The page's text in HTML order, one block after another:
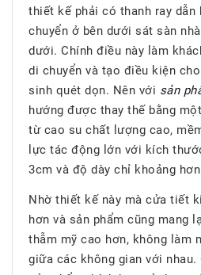
thiết kế phải có thanh ray dẫn
chuyển ở bên dưới sát sàn
dưới. Chính điều này làm
di chuyển và tạo điều kiện
sinh quét dọn. Nên với sản
hướng được thay thế bằng
từ cao su chất lượng cao,
lực tác động lớn với kích
3cm và độ dày chỉ khoảng
Nhờ thiết kế này mà cửa tiết
hơn và sản phẩm cũng mang
thẫm mỹ cao hơn, không làm
giữa các không gian với